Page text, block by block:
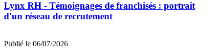
Lynx RH - Témoignages de franchisés : portrait
d'un réseau de recrutement
Publié le 06/07/2026